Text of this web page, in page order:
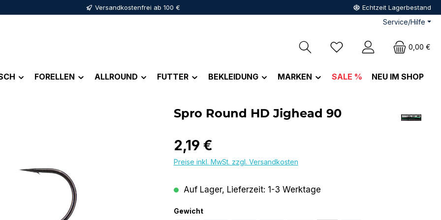
Versandkostenfrei ab 100 € Echtzeit Lagerbestand
Service/Hilfe
Du hast 0 Produkte auf dem
0,00 €
FORELLEN ALLROUND FUTTER BEKLEIDUNG MARKEN SALE % NEU IM SHOP
Spro Round HD Jighead 90
Regulärer Preis:
2,19 €
Preise inkl. MwSt. zzgl. Versandkosten
Auf Lager, Lieferzeit: 1-3 Werktage
Gewichtauswählen